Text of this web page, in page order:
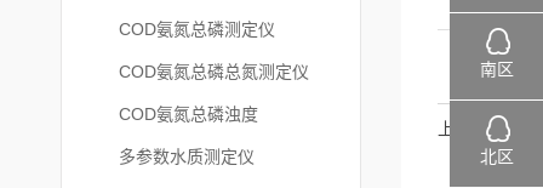
COD氨氮总磷测定仪
COD氨氮总磷总氮测定仪
COD氨氮总磷浊度
多参数水质测定仪
上一篇
南区
北区